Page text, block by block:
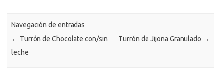
Navegación de entradas
← Turrón de Chocolate con/sin
leche
Turrón de Jijona Granulado →